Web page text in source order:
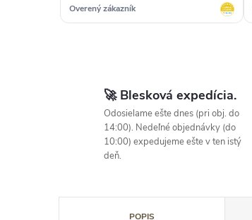
Overený zákazník
🚀 Blesková expedícia.
Odosielame ešte dnes (pri obj. do
14:00). Nedeľné objednávky (do
10:00) expedujeme ešte v ten istý
deň.
POPIS